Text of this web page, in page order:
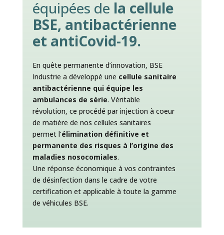
équipées de la cellule
BSE, antibactérienne
et antiCovid-19.
En quête permanente d’innovation, BSE
Industrie a développé une cellule sanitaire
antibactérienne qui équipe les
ambulances de série. Véritable
révolution, ce procédé par injection à coeur
de matière de nos cellules sanitaires
permet l’élimination définitive et
permanente des risques à l’origine des
maladies nosocomiales.
Une réponse économique à vos contraintes
de désinfection dans le cadre de votre
certification et applicable à toute la gamme
de véhicules BSE.